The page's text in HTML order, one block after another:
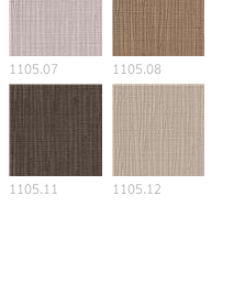
1105.07 1105.08
1105.11 1105.12